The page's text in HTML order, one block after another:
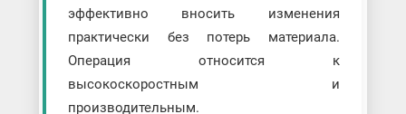
эффективно вносить изменения
практически без потерь материала.
Операция относится к
высокоскоростным и
производительным.